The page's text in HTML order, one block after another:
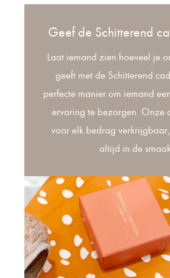
Geef de Schitterend
Laat iemand zien hoeveel je
geeft met de Schitterend
perfecte manier om iemand
ervaring te bezorgen. Onze
voor elk bedrag
altijd in de